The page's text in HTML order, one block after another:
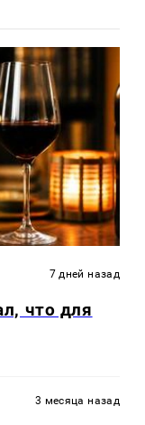
7 дней назад
что для
3 месяца назад